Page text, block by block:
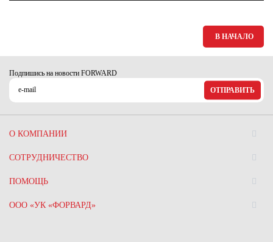
В НАЧАЛО
Подпишись на новости FORWARD
ОТПРАВИТЬ
О КОМПАНИИ
СОТРУДНИЧЕСТВО
ПОМОЩЬ
ООО «УК «ФОРВАРД»